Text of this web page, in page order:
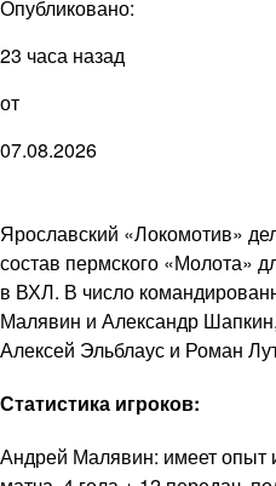
Опубликовано:
23 часа назад
от
07.08.2026
Ярославский «Локомотив»
состав пермского «Молота»
в ВХЛ. В число
Малявин и Александр
Алексей Эльблаус и Роман
Статистика игроков:
Андрей Малявин: имеет опыт